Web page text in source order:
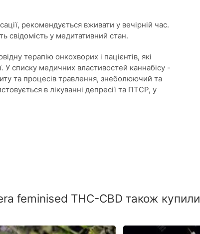
рекомендується вживати у вечірній час.
свідомість у медитативний стан.
терапію онкохворих і пацієнтів, які
У списку медичних властивостей каннабісу -
та процесів травлення, знеболюючий та
в лікуванні депресії та ПТСР, у
feminised THC-CBD також купили